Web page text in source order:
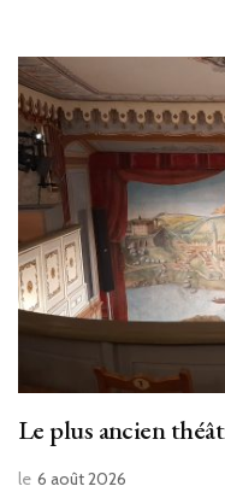
Le plus ancien
le 6 août 2026